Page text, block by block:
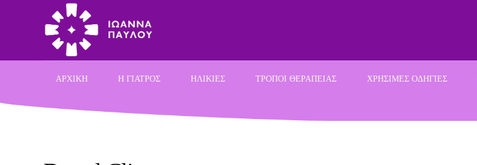
ΑΡΧΙΚΗ Η ΓΙΑΤΡΟΣ ΗΛΙΚΙΕΣ ΤΡΟΠΟΙ ΘΕΡΑΠΕΙΑΣ ΧΡΗΣΙΜΕΣ ΟΔΗΓΙΕΣ